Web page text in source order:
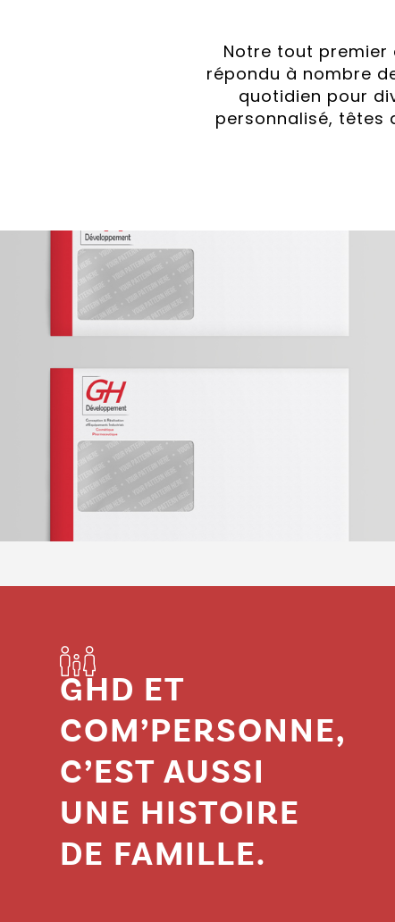
Notre tout premier
répondu à nombre
quotidien pour
personnalisé, têtes
GHD ET
COM’PERSONNE,
C’EST AUSSI
UNE HISTOIRE
DE FAMILLE.